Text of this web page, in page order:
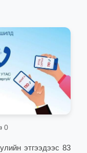
0
этгээдээс 83